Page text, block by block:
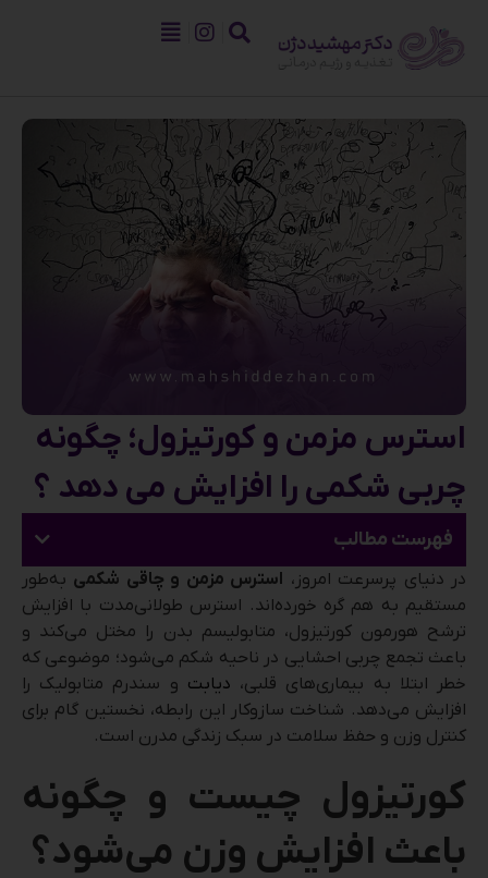
استرس مزمن و کورتیزول؛ چگونه
چربی شکمی را افزایش می‌ دهد ؟
فهرست مطالب
در دنیای پرسرعت امروز، استرس مزمن و چاقی شکمی به‌طور
مستقیم به هم گره خورده‌اند. استرس طولانی‌مدت با افزایش
ترشح هورمون کورتیزول، متابولیسم بدن را مختل می‌کند و
باعث تجمع چربی احشایی در ناحیه شکم می‌شود؛ موضوعی که
خطر ابتلا به بیماری‌های قلبی، دیابت و سندرم متابولیک را
افزایش می‌دهد. شناخت سازوکار این رابطه، نخستین گام برای
کنترل وزن و حفظ سلامت در سبک زندگی مدرن است.
کورتیزول چیست و چگونه
باعث افزایش وزن می‌شود؟